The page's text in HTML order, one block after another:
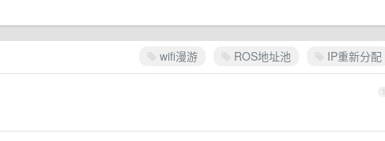
wifi漫游 ROS地址池 IP重新分配
1